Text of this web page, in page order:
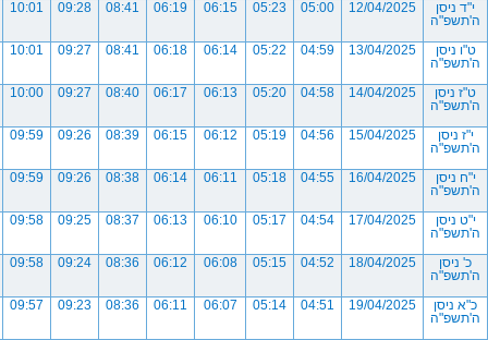
י"ד ניסן
ה'תשפ"ה
12/04/2025
05:00
05:23
06:15
06:19
08:41
09:28
10:01
ט"ו ניסן
ה'תשפ"ה
13/04/2025
04:59
05:22
06:14
06:18
08:41
09:27
10:01
ט"ז ניסן
ה'תשפ"ה
14/04/2025
04:58
05:20
06:13
06:17
08:40
09:27
10:00
י"ז ניסן
ה'תשפ"ה
15/04/2025
04:56
05:19
06:12
06:15
08:39
09:26
09:59
י"ח ניסן
ה'תשפ"ה
16/04/2025
04:55
05:18
06:11
06:14
08:38
09:26
09:59
י"ט ניסן
ה'תשפ"ה
17/04/2025
04:54
05:17
06:10
06:13
08:37
09:25
09:58
כ' ניסן
ה'תשפ"ה
18/04/2025
04:52
05:15
06:08
06:12
08:36
09:24
09:58
כ"א ניסן
ה'תשפ"ה
19/04/2025
04:51
05:14
06:07
06:11
08:36
09:23
09:57